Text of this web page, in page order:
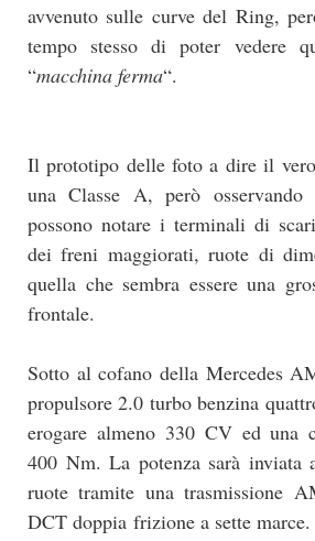
avvenuto sulle curve del Ring,
tempo stesso di poter vedere
“macchina ferma“.
Il prototipo delle foto a dire il
una Classe A, però
possono notare i terminali di
dei freni maggiorati, ruote di
quella che sembra essere una
frontale.
Sotto al cofano della Mercedes
propulsore 2.0 turbo benzina
erogare almeno 330 CV ed una
400 Nm. La potenza sarà inviata
ruote tramite una trasmissione
DCT doppia frizione a sette